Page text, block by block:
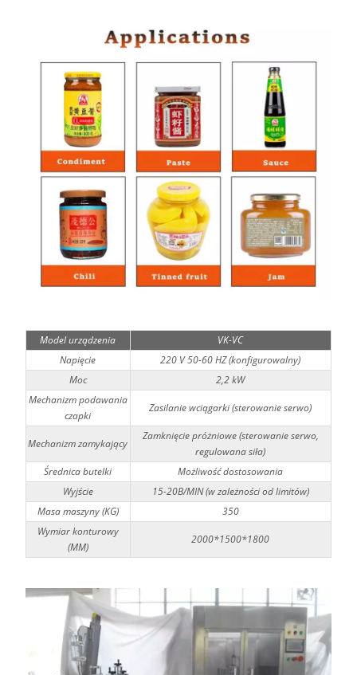
Model urządzenia
VK-VC
Napięcie
220 V 50-60 HZ (konfigurowalny)
Moc
2,2 kW
Mechanizm podawania
czapki
Zasilanie wciągarki (sterowanie serwo)
Mechanizm zamykający
Zamknięcie próżniowe (sterowanie serwo,
regulowana siła)
Średnica butelki
Możliwość dostosowania
Wyjście
15-20B/MIN (w zależności od limitów)
Masa maszyny (KG)
350
Wymiar konturowy
(MM)
2000*1500*1800